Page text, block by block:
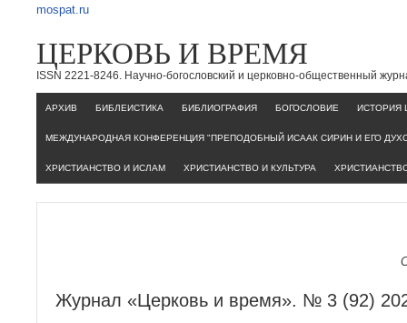
mospat.ru
ЦЕРКОВЬ И ВРЕМЯ
ISSN 2221-8246. Научно-богословский и церковно-общественный
AРХИВ БИБЛЕИСТИКА БИБЛИОГРАФИЯ БОГОСЛОВИЕ ИСТОРИЯ
МЕЖДУНАРОДНАЯ КОНФЕРЕНЦИЯ "ПРЕПОДОБНЫЙ ИСААК СИРИН И ЕГО
ХРИСТИАНСТВО И ИСЛАМ ХРИСТИАНСТВО И КУЛЬТУРА
Журнал «Церковь и время». № 3 (92)